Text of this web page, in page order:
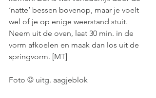
‘natte’ bessen bovenop, maar je voelt
wel of je op enige weerstand stuit.
Neem uit de oven, laat 30 min. in de
vorm afkoelen en maak dan los uit de
springvorm. [MT]
Foto © uitg. aagjeblok